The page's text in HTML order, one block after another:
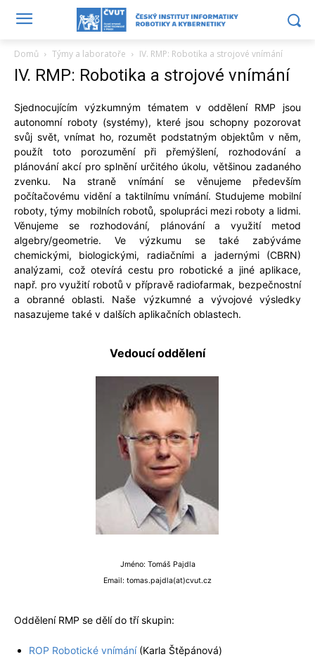
Domů Týmy a laboratoře IV. RMP: Robotika a strojové vnímání
IV. RMP: Robotika a strojové vnímání
Sjednocujícím výzkumným tématem v oddělení RMP jsou
autonomní roboty (systémy), které jsou schopny pozorovat
svůj svět, vnímat ho, rozumět podstatným objektům v něm,
použít toto porozumění při přemýšlení, rozhodování a
plánování akcí pro splnění určitého úkolu, většinou zadaného
zvenku. Na straně vnímání se věnujeme především
počítačovému vidění a taktilnímu vnímání. Studujeme mobilní
roboty, týmy mobilních robotů, spolupráci mezi roboty a lidmi.
Věnujeme se rozhodování, plánování a využití metod
algebry/geometrie. Ve výzkumu se také zabýváme
chemickými, biologickými, radiačními a jadernými (CBRN)
analýzami, což otevírá cestu pro robotické a jiné aplikace,
např. pro využití robotů v přípravě radiofarmak, bezpečnostní
a obranné oblasti. Naše výzkumné a vývojové výsledky
nasazujeme také v dalších aplikačních oblastech.
Vedoucí oddělení
Jméno: Tomáš Pajdla
Email: tomas.pajdla(at)cvut.cz
Oddělení RMP se dělí do tří skupin:
ROP Robotické vnímání(Karla Štěpánová)